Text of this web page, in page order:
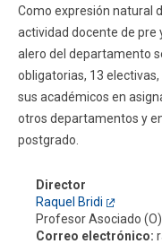
Como expresión natural
actividad docente de pre
alero del departamento
obligatorias, 13
sus académicos en
otros departamentos y
postgrado.
Director
Raquel Bridi
Profesor Asociado (O)
Correo electrónico: